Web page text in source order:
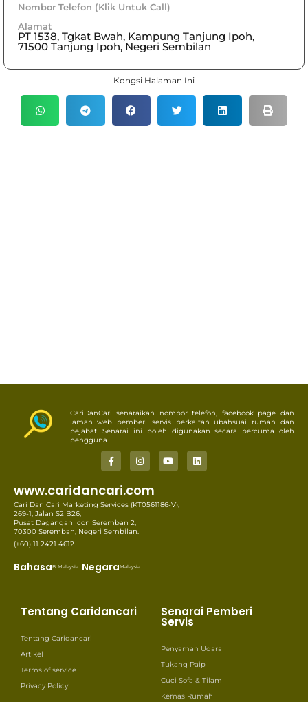
Nombor Telefon (Klik Untuk Call)
Alamat
PT 1538, Tgkat Bwah, Kampung Tanjung Ipoh,
71500 Tanjung Ipoh, Negeri Sembilan
Kongsi Halaman Ini
CariDanCari senaraikan nombor telefon, facebook page dan
laman web pemberi servis berkaitan ubahsuai rumah dan
pejabat. Senarai ini boleh digunakan secara percuma oleh
pengguna.
www.caridancari.com
Cari Dan Cari Marketing Services (KT0561186-V),
269-1, Jalan S2 B26,
Pusat Dagangan Icon Seremban 2,
70300 Seremban, Negeri Sembilan.
(+60) 11 2421 4612
BahasaB. Malaysia NegaraMalaysia
Tentang Caridancari
Tentang Caridancari
Artikel
Terms of service
Privacy Policy
Senarai Pemberi
Servis
Penyaman Udara
Tukang Paip
Cuci Sofa & Tilam
Kemas Rumah